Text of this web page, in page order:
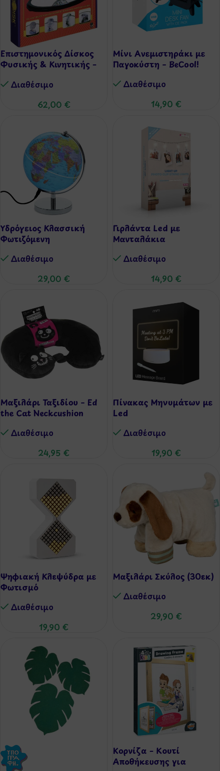
Επιστημονικός Δίσκος
Φυσικής & Κινητικής –
Διαθέσιμo
62,00 €
Μίνι Ανεμιστηράκι με
Παγοκύστη – BeCool!
Διαθέσιμo
14,90 €
Υδρόγειος Κλασσική
Φωτιζόμενη
Διαθέσιμo
29,00 €
Γιρλάντα Led με
Μανταλάκια
Διαθέσιμo
14,90 €
Μαξιλάρι Ταξιδίου – Ed
the Cat Neckcushion
Διαθέσιμo
24,95 €
Πίνακας Μηνυμάτων με
Led
Διαθέσιμo
19,90 €
Ψηφιακή Κλεψύδρα με
Φωτισμό
Διαθέσιμo
19,90 €
Μαξιλάρι Σκύλος (30εκ)
Διαθέσιμo
29,90 €
Κορνίζα – Κουτί
Αποθήκευσης για